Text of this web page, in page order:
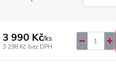
3 990 Kč/ks
3 298 Kč bez DPH